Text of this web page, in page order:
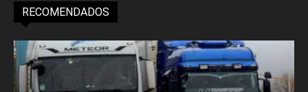
RECOMENDADOS